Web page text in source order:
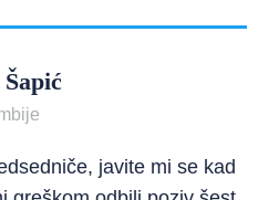
javite mi se kad